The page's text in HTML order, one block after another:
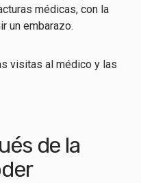
médicas, con la
un embarazo.
visitas al médico y las
de la